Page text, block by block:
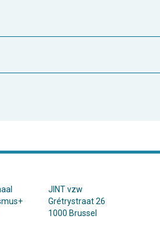
JINT vzw
Grétrystraat 26
1000 Brussel